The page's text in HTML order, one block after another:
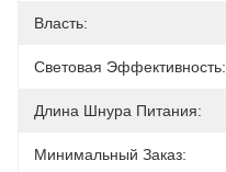
Власть:
Световая Эффективность:
Длина Шнура Питания:
Минимальный Заказ: